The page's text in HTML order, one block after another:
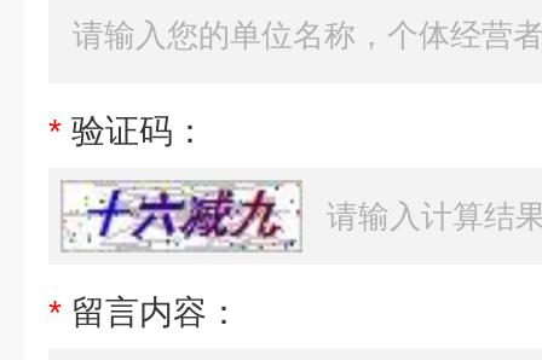
* 验证码：
* 留言内容：